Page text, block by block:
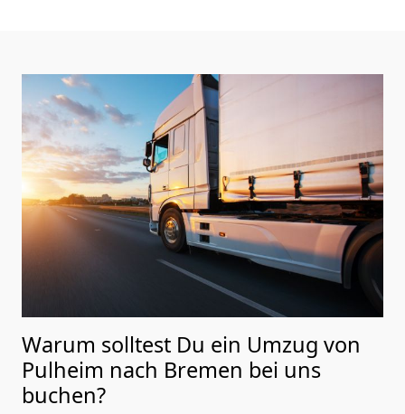
Warum solltest Du ein Umzug von
Pulheim nach Bremen bei uns
buchen?